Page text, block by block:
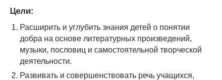
Цели:
Расширить и углубить знания детей о понятии
добра на основе литературных произведений,
музыки, пословиц и самостоятельной творческой
деятельности.
Развивать и совершенствовать речь учащихся,